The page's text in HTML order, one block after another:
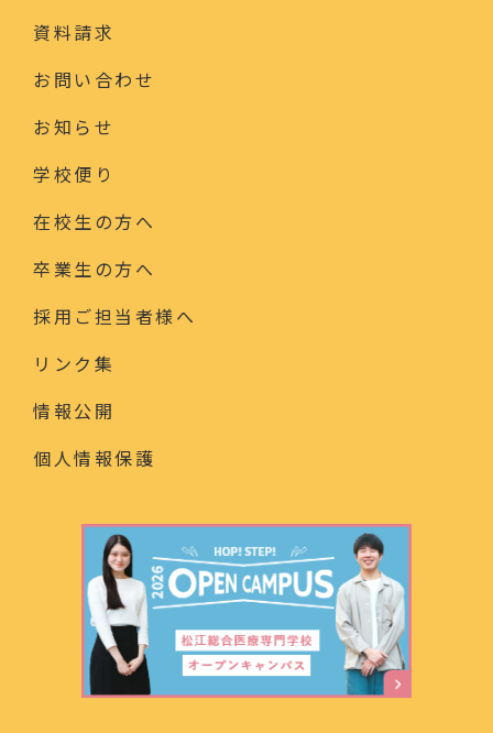
資料請求
お問い合わせ
お知らせ
学校便り
在校生の方へ
卒業生の方へ
採用ご担当者様へ
リンク集
情報公開
個人情報保護